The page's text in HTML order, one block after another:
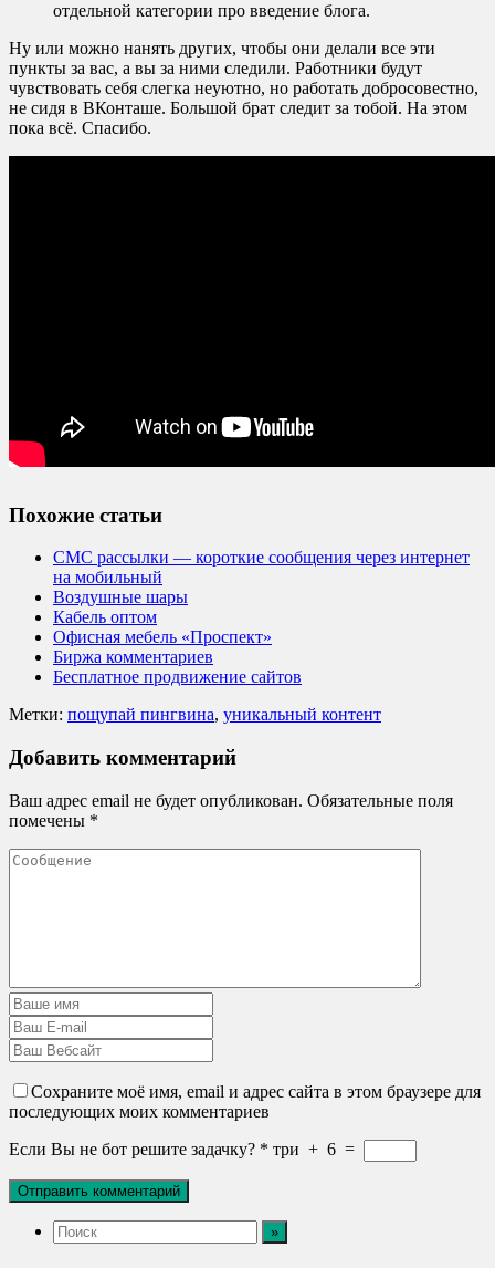
отдельной категории про введение блога.
Ну или можно нанять других, чтобы они делали все эти
пункты за вас, а вы за ними следили. Работники будут
чувствовать себя слегка неуютно, но работать добросовестно,
не сидя в ВКонташе. Большой брат следит за тобой. На этом
пока всё. Спасибо.
Похожие статьи
СМС рассылки — короткие сообщения через интернет
на мобильный
Воздушные шары
Кабель оптом
Офисная мебель «Проспект»
Биржа комментариев
Бесплатное продвижение сайтов
Метки: пощупай пингвина, уникальный контент
Добавить комментарий
Ваш адрес email не будет опубликован. Обязательные поля
помечены *
Сохраните моё имя, email и адрес сайта в этом браузере для
последующих моих комментариев
Если Вы не бот решите задачку? * три + 6 =